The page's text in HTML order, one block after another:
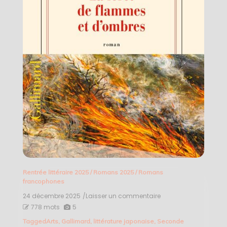
Rentrée littéraire 2025/ Romans 2025/ Romans
francophones
24 décembre 2025 /Laisser un commentaireon
de
778 mots 5
TaggedArts Gallimard littérature japonaise, Seconde